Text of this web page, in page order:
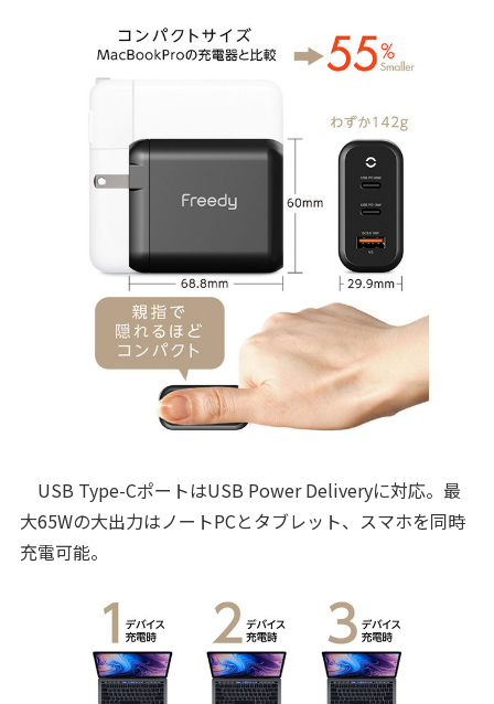
USB Type-CポートはUSB Power Deliveryに対応。最
大65Wの大出力はノートPCとタブレット、スマホを同時
充電可能。